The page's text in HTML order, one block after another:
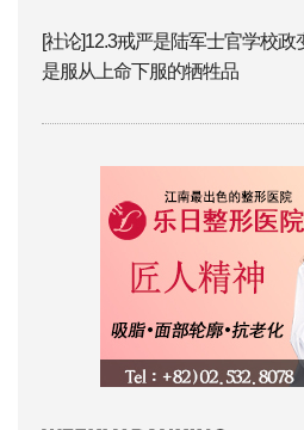
[社论]12.3戒严是陆军士官学校政
是服从上命下服的牺牲品